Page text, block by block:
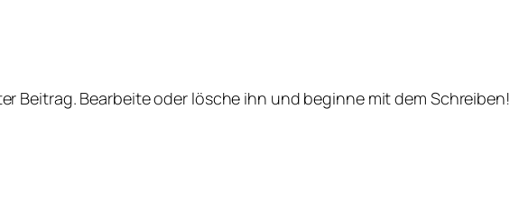
Beitrag. Bearbeite oder lösche ihn und beginne mit dem Schreiben!